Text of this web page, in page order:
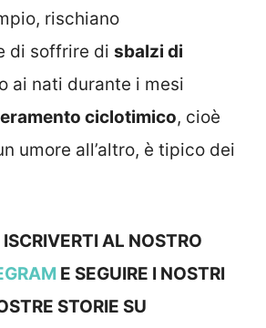
rischiano
di soffrire di sbalzi di
ai nati durante i mesi
ciclotimico, cioè
umore all’altro, è tipico dei
AL NOSTRO
E SEGUIRE I NOSTRI
STORIE SU